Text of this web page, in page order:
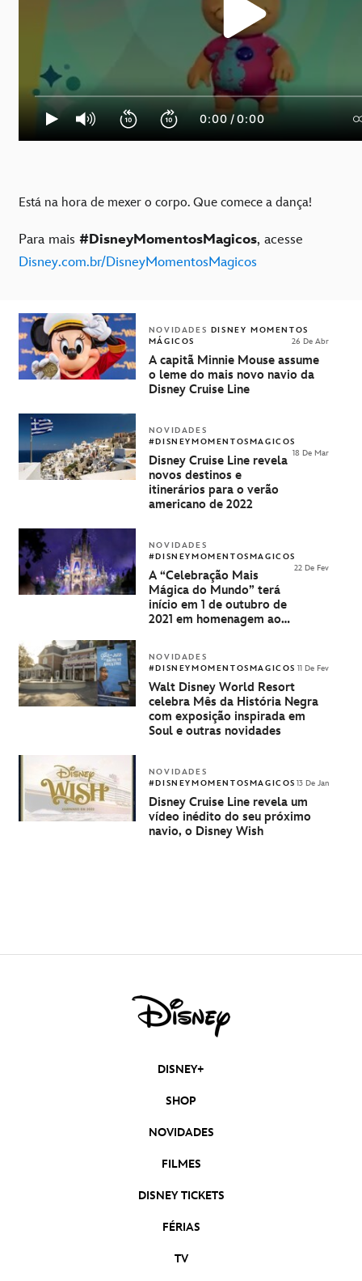
Está na hora de mexer o corpo. Que comece a dança!
Para mais #DisneyMomentosMagicos, acesse
Disney.com.br/DisneyMomentosMagicos
NOVIDADES DISNEY MOMENTOS
MÁGICOS
26 De Abr
A capitã Minnie Mouse assume
o leme do mais novo navio da
Disney Cruise Line
NOVIDADES
#DISNEYMOMENTOSMAGICOS
18 De Mar
Disney Cruise Line revela
novos destinos e
itinerários para o verão
americano de 2022
NOVIDADES
#DISNEYMOMENTOSMAGICOS
22 De Fev
A “Celebração Mais
Mágica do Mundo” terá
início em 1 de outubro de
2021 em homenagem aos
NOVIDADES
#DISNEYMOMENTOSMAGICOS 11 De Fev
Walt Disney World Resort
celebra Mês da História Negra
com exposição inspirada em
Soul e outras novidades
NOVIDADES
#DISNEYMOMENTOSMAGICOS 13 De Jan
Disney Cruise Line revela um
vídeo inédito do seu próximo
navio, o Disney Wish
DISNEY+
SHOP
NOVIDADES
FILMES
DISNEY TICKETS
FÉRIAS
TV